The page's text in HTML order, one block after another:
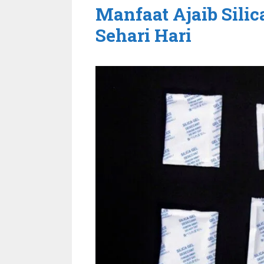
Manfaat Ajaib
Sehari Hari